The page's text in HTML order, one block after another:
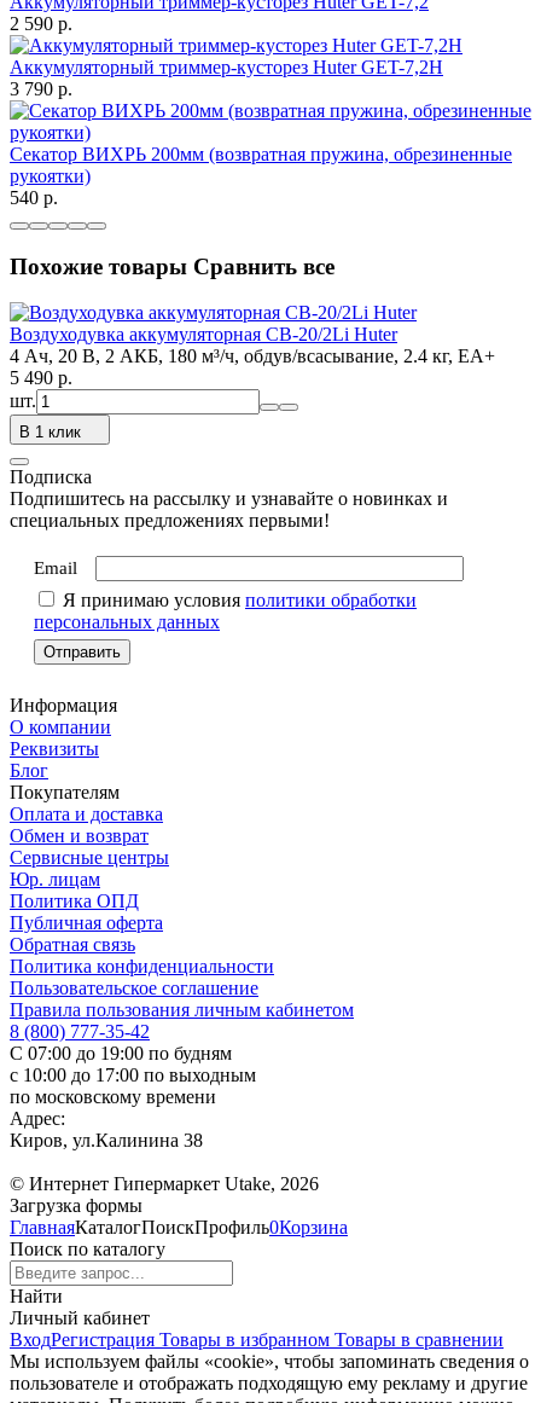
2 590 p.
Аккумуляторный триммер-кусторез Huter GET-7,2H
3 790 p.
Секатор ВИХРЬ 200мм (возвратная пружина, обрезиненные
рукоятки)
540 p.
Похожие товары Сравнить все
Воздуходувка аккумуляторная CB-20/2Li Huter
4 Ач, 20 В, 2 АКБ, 180 м³/ч, обдув/всасывание, 2.4 кг, EA+
5 490 p.
шт.
В 1 клик
Подписка
Подпишитесь на рассылку и узнавайте о новинках и
специальных предложениях первыми!
Email
Я принимаю условия политики обработки
персональных данных
Информация
О компании
Реквизиты
Блог
Покупателям
Оплата и доставка
Обмен и возврат
Сервисные центры
Юр. лицам
Политика ОПД
Публичная оферта
Обратная связь
Политика конфиденциальности
Пользовательское соглашение
Правила пользования личным кабинетом
8 (800) 777-35-42
С 07:00 до 19:00 по будням
с 10:00 до 17:00 по выходным
по московскому времени
Адрес:
Киров, ул.Калинина 38
© Интернет Гипермаркет Utake, 2026
Загрузка формы
ГлавнаяКаталогПоискПрофиль0Корзина
Поиск по каталогу
Найти
Личный кабинет
ВходРегистрация Товары в избранном Товары в сравнении
Мы используем файлы «cookie», чтобы запоминать сведения о
пользователе и отображать подходящую ему рекламу и другие